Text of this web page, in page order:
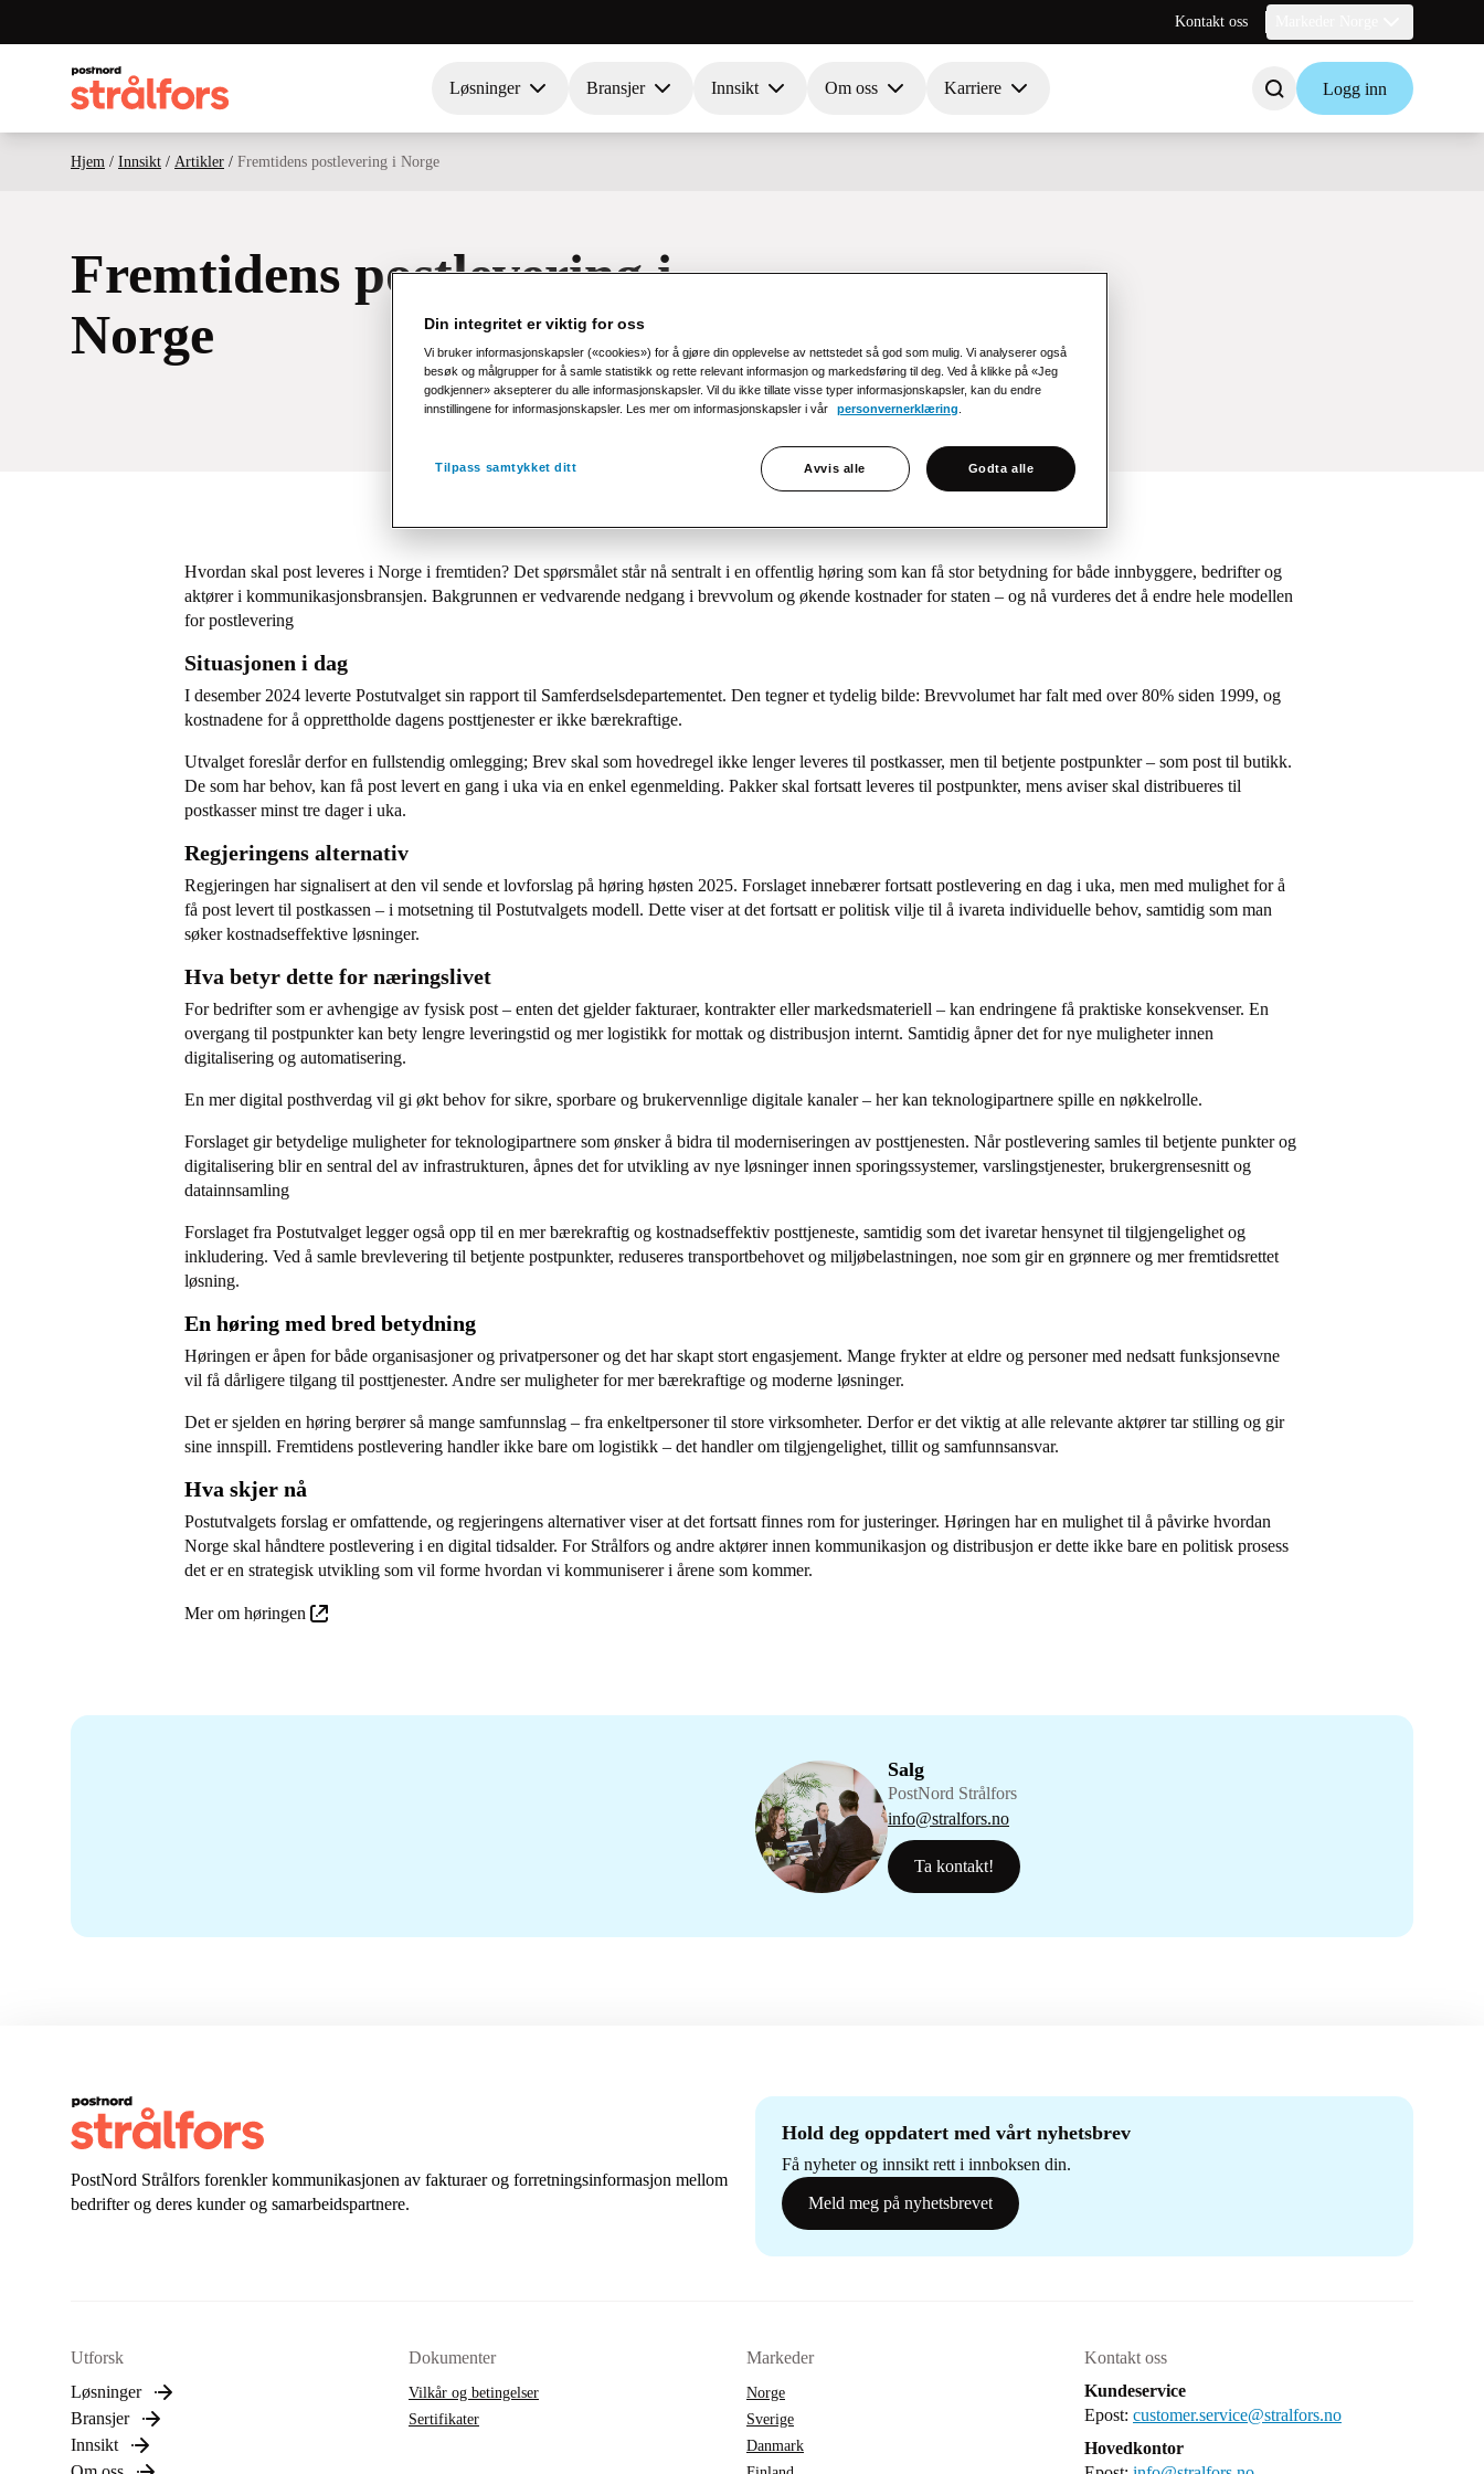
Kontakt oss
Løsninger Bransjer Innsikt Om oss Karriere Logg inn
Hjem / Innsikt / Artikler / Fremtidens postlevering i Norge
Fremtidens postlevering i
Norge
Hvordan skal post leveres i Norge i fremtiden? Det spørsmålet står nå sentralt i en offentlig høring som kan få stor betydning for både innbyggere, bedrifter og
aktører i kommunikasjonsbransjen. Bakgrunnen er vedvarende nedgang i brevvolum og økende kostnader for staten – og nå vurderes det å endre hele modellen
for postlevering
Situasjonen i dag
I desember 2024 leverte Postutvalget sin rapport til Samferdselsdepartementet. Den tegner et tydelig bilde: Brevvolumet har falt med over 80% siden 1999, og
kostnadene for å opprettholde dagens posttjenester er ikke bærekraftige.
Utvalget foreslår derfor en fullstendig omlegging; Brev skal som hovedregel ikke lenger leveres til postkasser, men til betjente postpunkter – som post til butikk.
De som har behov, kan få post levert en gang i uka via en enkel egenmelding. Pakker skal fortsatt leveres til postpunkter, mens aviser skal distribueres til
postkasser minst tre dager i uka.
Regjeringens alternativ
Regjeringen har signalisert at den vil sende et lovforslag på høring høsten 2025. Forslaget innebærer fortsatt postlevering en dag i uka, men med mulighet for å
få post levert til postkassen – i motsetning til Postutvalgets modell. Dette viser at det fortsatt er politisk vilje til å ivareta individuelle behov, samtidig som man
søker kostnadseffektive løsninger.
Hva betyr dette for næringslivet
For bedrifter som er avhengige av fysisk post – enten det gjelder fakturaer, kontrakter eller markedsmateriell – kan endringene få praktiske konsekvenser. En
overgang til postpunkter kan bety lengre leveringstid og mer logistikk for mottak og distribusjon internt. Samtidig åpner det for nye muligheter innen
digitalisering og automatisering.
En mer digital posthverdag vil gi økt behov for sikre, sporbare og brukervennlige digitale kanaler – her kan teknologipartnere spille en nøkkelrolle.
Forslaget gir betydelige muligheter for teknologipartnere som ønsker å bidra til moderniseringen av posttjenesten. Når postlevering samles til betjente punkter og
digitalisering blir en sentral del av infrastrukturen, åpnes det for utvikling av nye løsninger innen sporingssystemer, varslingstjenester, brukergrensesnitt og
datainnsamling
Forslaget fra Postutvalget legger også opp til en mer bærekraftig og kostnadseffektiv posttjeneste, samtidig som det ivaretar hensynet til tilgjengelighet og
inkludering. Ved å samle brevlevering til betjente postpunkter, reduseres transportbehovet og miljøbelastningen, noe som gir en grønnere og mer fremtidsrettet
løsning.
En høring med bred betydning
Høringen er åpen for både organisasjoner og privatpersoner og det har skapt stort engasjement. Mange frykter at eldre og personer med nedsatt funksjonsevne
vil få dårligere tilgang til posttjenester. Andre ser muligheter for mer bærekraftige og moderne løsninger.
Det er sjelden en høring berører så mange samfunnslag – fra enkeltpersoner til store virksomheter. Derfor er det viktig at alle relevante aktører tar stilling og gir
sine innspill. Fremtidens postlevering handler ikke bare om logistikk – det handler om tilgjengelighet, tillit og samfunnsansvar.
Hva skjer nå
Postutvalgets forslag er omfattende, og regjeringens alternativer viser at det fortsatt finnes rom for justeringer. Høringen har en mulighet til å påvirke hvordan
Norge skal håndtere postlevering i en digital tidsalder. For Strålfors og andre aktører innen kommunikasjon og distribusjon er dette ikke bare en politisk prosess
det er en strategisk utvikling som vil forme hvordan vi kommuniserer i årene som kommer.
Mer om høringen
Salg
PostNord Strålfors
info@stralfors.no
Ta kontakt!
PostNord Strålfors forenkler kommunikasjonen av fakturaer og forretningsinformasjon mellom
bedrifter og deres kunder og samarbeidspartnere.
Hold deg oppdatert med vårt nyhetsbrev
Få nyheter og innsikt rett i innboksen din.
Meld meg på nyhetsbrevet
Utforsk
Løsninger
Bransjer
Innsikt
Dokumenter
Vilkår og betingelser
Sertifikater
Markeder
Norge
Sverige
Danmark
Kontakt oss
Kundeservice
Epost: customer.service@stralfors.no
Hovedkontor
Din integritet er viktig for oss
Vi bruker informasjonskapsler («cookies») for å gjøre din opplevelse av nettstedet så god som mulig. Vi analyserer også
besøk og målgrupper for å samle statistikk og rette relevant informasjon og markedsføring til deg. Ved å klikke på «Jeg
godkjenner» aksepterer du alle informasjonskapsler. Vil du ikke tillate visse typer informasjonskapsler, kan du endre
innstillingene for informasjonskapsler. Les mer om informasjonskapsler i vår
personvernerklæring
Tilpass samtykket ditt Avvis alle Godta alle